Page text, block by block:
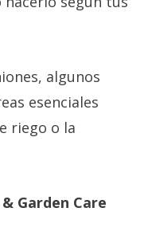
algunos
esenciales
riego o la
Garden Care